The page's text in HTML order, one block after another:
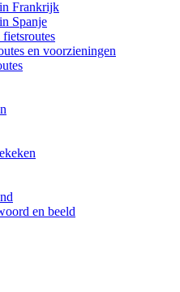
Frankrijk
Spanje
en voorzieningen
en beeld